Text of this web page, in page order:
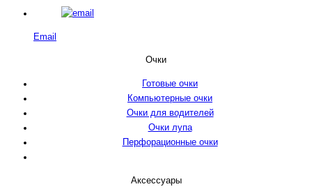
Email
Очки
Готовые очки
Компьютерные очки
Очки для водителей
Очки лупа
Перфорационные очки
Аксессуары